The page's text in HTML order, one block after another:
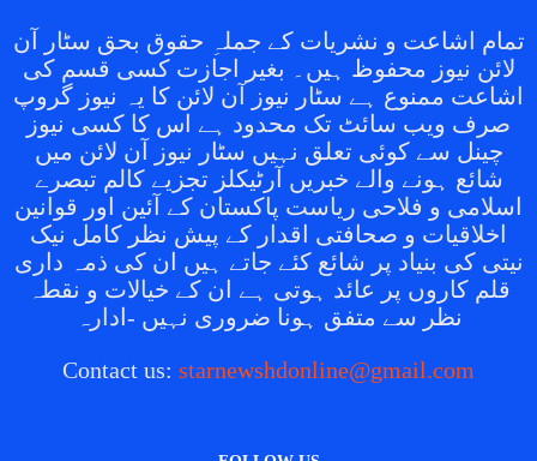
تمام اشاعت و نشریات کے جملہِ حقوق بحق سٹار آن
لائن نیوز محفوظ ہیں۔ بغیر اجازت کسی قسم کی
اشاعت ممنوع ہے سٹار نیوز آن لائن کا یہ نیوز گروپ
صرف ویب سائٹ تک محدود ہے اس کا کسی نیوز
چینل سے کوئی تعلق نہیں سٹار نیوز آن لائن میں
شائع ہونے والے خبریں آرٹیکلز تجزیے کالم تبصرے
اسلامی و فلاحی ریاست پاکستان کے آئین اور قوانین
اخلاقیات و صحافتی اقدار کے پیش نظر کامل نیک
نیتی کی بنیاد پر شائع کئے جاتے ہیں ان کی ذمہ داری
قلم کاروں پر عائد ہوتی ہے ان کے خیالات و نقطہ
نظر سے متفق ہونا ضروری نہیں -ادارہ
Contact us: starnewshdonline@gmail.com